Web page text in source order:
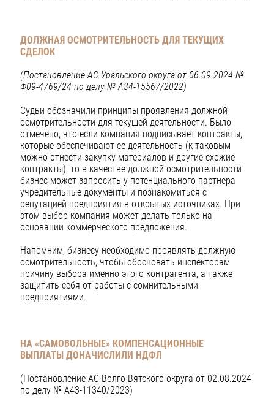
ДОЛЖНАЯ ОСМОТРИТЕЛЬНОСТЬ ДЛЯ ТЕКУЩИХ
СДЕЛОК
(Постановление АС Уральского округа от 06.09.2024 №
Ф09-4769/24 по делу № А34-15567/2022)
Судьи обозначили принципы проявления должной
осмотрительности для текущей деятельности. Было
отмечено, что если компания подписывает контракты,
которые обеспечивают ее деятельность (к таковым
можно отнести закупку материалов и другие схожие
контракты), то в качестве должной осмотрительности
бизнес может запросить у потенциального партнера
учредительные документы и познакомиться с
репутацией предприятия в открытых источниках. При
этом выбор компания может делать только на
основании коммерческого предложения.
Напомним, бизнесу необходимо проявлять должную
осмотрительность, чтобы обосновать инспекторам
причину выбора именно этого контрагента, а также
защитить себя от работы с сомнительными
предприятиями.
НА «САМОВОЛЬНЫЕ» КОМПЕНСАЦИОННЫЕ
ВЫПЛАТЫ ДОНАЧИСЛИЛИ НДФЛ
(Постановление АС Волго-Вятского округа от 02.08.2024
по делу № А43-11340/2023)